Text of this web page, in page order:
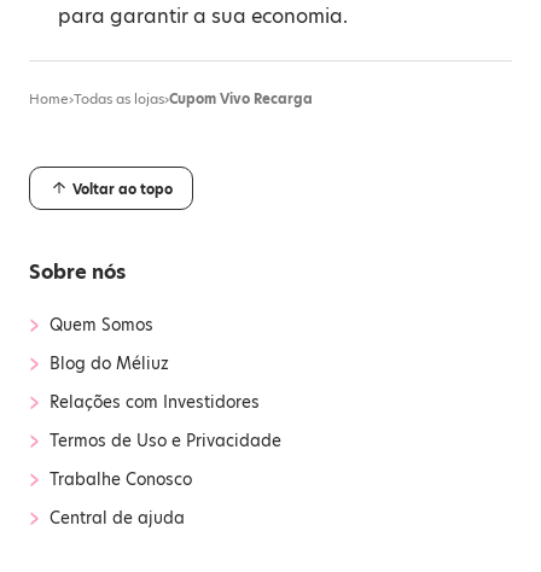
para garantir a sua economia.
Home›Todas as lojas›Cupom Vivo Recarga
Voltar ao topo
Sobre nós
› Quem Somos
› Blog do Méliuz
› Relações com Investidores
› Termos de Uso e Privacidade
› Trabalhe Conosco
› Central de ajuda